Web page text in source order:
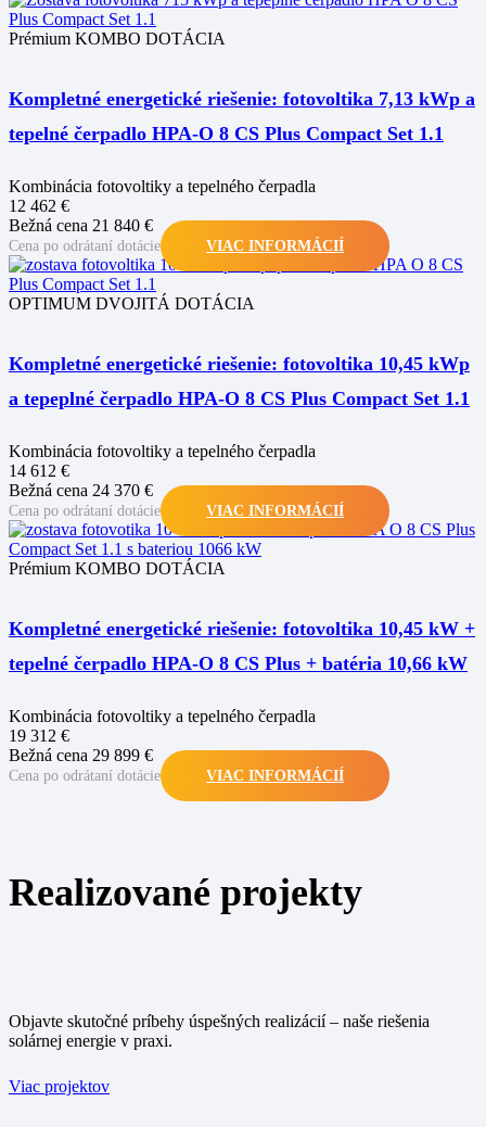
Prémium KOMBO DOTÁCIA
Kompletné energetické riešenie: fotovoltika 7,13 kWp a
tepelné čerpadlo HPA-O 8 CS Plus Compact Set 1.1
Kombinácia fotovoltiky a tepelného čerpadla
12 462 €
Bežná cena 21 840 €
Cena po odrátaní dotácie VIAC INFORMÁCIÍ
OPTIMUM DVOJITÁ DOTÁCIA
Kompletné energetické riešenie: fotovoltika 10,45 kWp
a tepeplné čerpadlo HPA-O 8 CS Plus Compact Set 1.1
Kombinácia fotovoltiky a tepelného čerpadla
14 612 €
Bežná cena 24 370 €
Cena po odrátaní dotácie VIAC INFORMÁCIÍ
Prémium KOMBO DOTÁCIA
Kompletné energetické riešenie: fotovoltika 10,45 kW +
tepelné čerpadlo HPA-O 8 CS Plus + batéria 10,66 kW
Kombinácia fotovoltiky a tepelného čerpadla
19 312 €
Bežná cena 29 899 €
Cena po odrátaní dotácie VIAC INFORMÁCIÍ
Realizované projekty
Objavte skutočné príbehy úspešných realizácií – naše riešenia
solárnej energie v praxi.
Viac projektov